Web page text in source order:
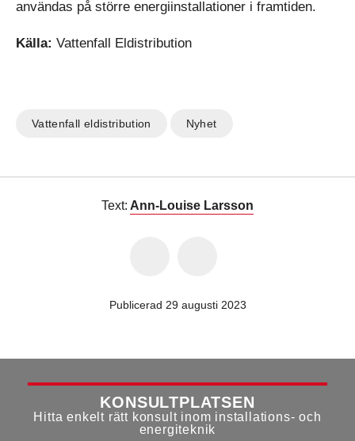
användas på större energiinstallationer i framtiden.
Källa: Vattenfall Eldistribution
Vattenfall eldistribution Nyhet
Text: Ann-Louise Larsson
Publicerad 29 augusti 2023
KONSULTPLATSEN
Hitta enkelt rätt konsult inom installations- och
energiteknik